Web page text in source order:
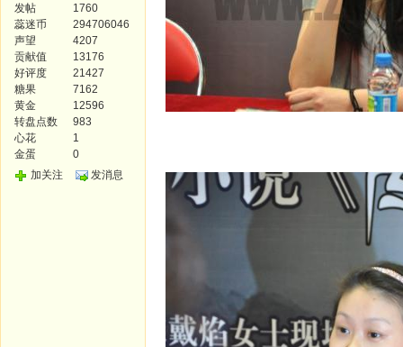
发帖
1760
蕊迷币
294706046
声望
4207
贡献值
13176
好评度
21427
糖果
7162
黄金
12596
转盘点数
983
心花
1
金蛋
0
加关注
发消息